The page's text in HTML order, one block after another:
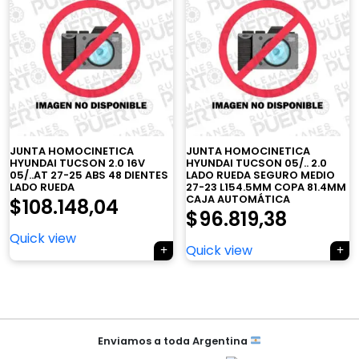
JUNTA HOMOCINETICA
HYUNDAI TUCSON 2.0 16V
05/..AT 27-25 ABS 48 DIENTES
LADO RUEDA
$108.148,04
Quick view
JUNTA HOMOCINETICA
HYUNDAI TUCSON 05/.. 2.0
LADO RUEDA SEGURO MEDIO
27-23 L154.5MM COPA 81.4MM
CAJA AUTOMÁTICA
$96.819,38
Quick view
Enviamos a toda Argentina
×
Tu carrito está vacío.